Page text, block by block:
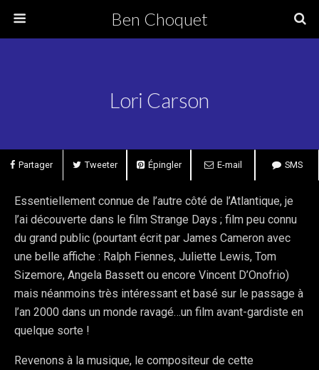
Ben Choquet
Lori Carson
Partager Tweeter Épingler E-mail SMS
Essentiellement connue de l’autre côté de l’Atlantique, je
l’ai découverte dans le film Strange Days ; film peu connu
du grand public (pourtant écrit par James Cameron avec
une belle affiche : Ralph Fiennes, Juliette Lewis, Tom
Sizemore, Angela Bassett ou encore Vincent D’Onofrio)
mais néanmoins très intéressant et basé sur le passage à
l’an 2000 dans un monde ravagé…un film avant-gardiste en
quelque sorte !
Revenons à la musique, le compositeur de cette